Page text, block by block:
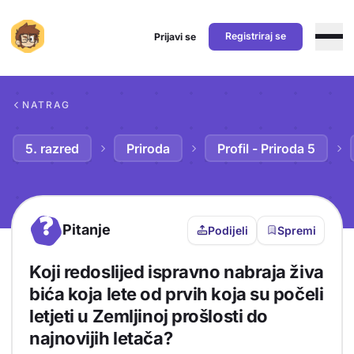
Prijavi se Registriraj se
NATRAG
5. razred Priroda Profil - Priroda 5
? Pitanje Podijeli Spremi
Koji redoslijed ispravno nabraja živa
bića koja lete od prvih koja su počeli
letjeti u Zemljinoj prošlosti do
najnovijih letača?